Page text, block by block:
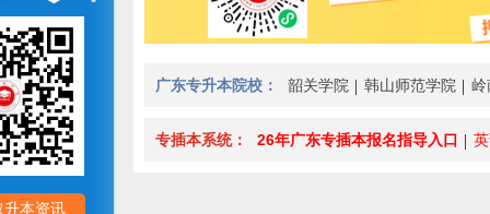
广东专升本院校： 韶关学院 韩山师范学院 岭
专插本系统： 26年广东专插本报名指导入口
升本资讯